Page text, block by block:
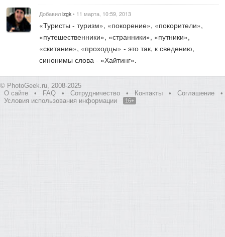
Добавил izgk • 11 марта, 10:59, 2013
«Туристы - туризм», «покорение», «покорители»,
«путешественники», «странники», «путники»,
«скитание», «проходцы» - это так, к сведению,
синонимы слова - «Хайтинг».
© PhotoGeek.ru, 2008-2025
О сайте
• FAQ • Сотрудничество • Контакты • Соглашение
•
Условия использования информации
16+